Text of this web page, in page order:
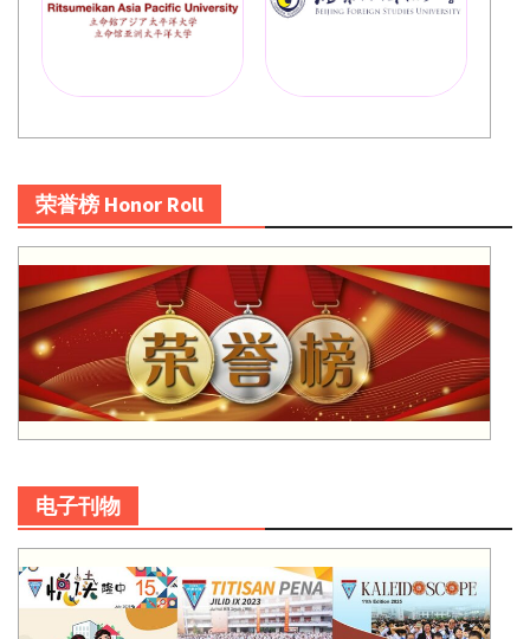
荣誉榜 Honor Roll
电子刊物